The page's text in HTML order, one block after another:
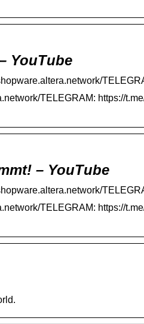
YouTube
TELEGRAM: https://
– YouTube
TELEGRAM: https://